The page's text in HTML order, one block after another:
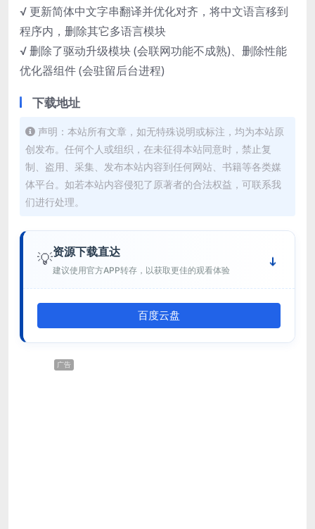
√ 更新简体中文字串翻译并优化对齐，将中文语言移到
程序内，删除其它多语言模块
√ 删除了驱动升级模块 (会联网功能不成熟)、删除性能
优化器组件 (会驻留后台进程)
下载地址
声明：本站所有文章，如无特殊说明或标注，均为本站原
创发布。任何个人或组织，在未征得本站同意时，禁止复
制、盗用、采集、发布本站内容到任何网站、书籍等各类媒
体平台。如若本站内容侵犯了原著者的合法权益，可联系我
们进行处理。
💡资源下载直达
建议使用官方APP转存，以获取更佳的观看体验
百度云盘
广告